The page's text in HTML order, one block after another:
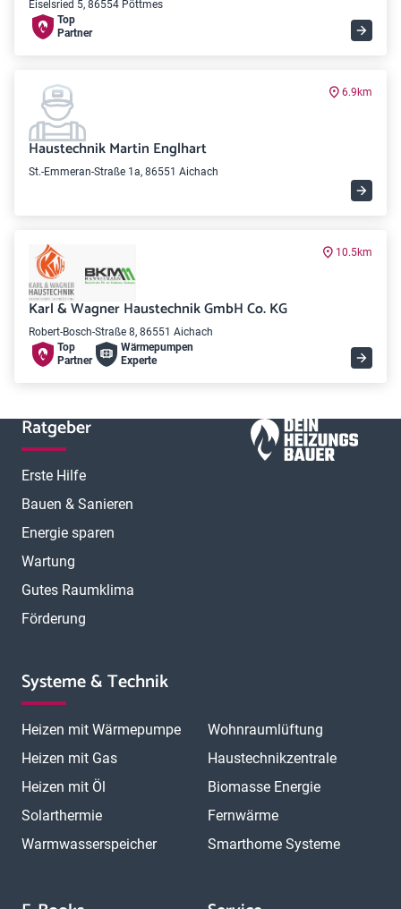
Eiselsried 5, 86554 Pöttmes
Top
Partner
6.9km
Haustechnik Martin Englhart
St.-Emmeran-Straße 1a, 86551 Aichach
10.5km
Karl & Wagner Haustechnik GmbH Co. KG
Robert-Bosch-Straße 8, 86551 Aichach
Top
Partner
Wärme­pumpen
Experte
Ratgeber
Erste Hilfe
Bauen & Sanieren
Energie sparen
Wartung
Gutes Raumklima
Förderung
Systeme & Technik
Heizen mit Wärmepumpe
Heizen mit Gas
Heizen mit Öl
Solarthermie
Warmwasserspeicher
Wohnraumlüftung
Haustechnikzentrale
Biomasse Energie
Fernwärme
Smarthome Systeme